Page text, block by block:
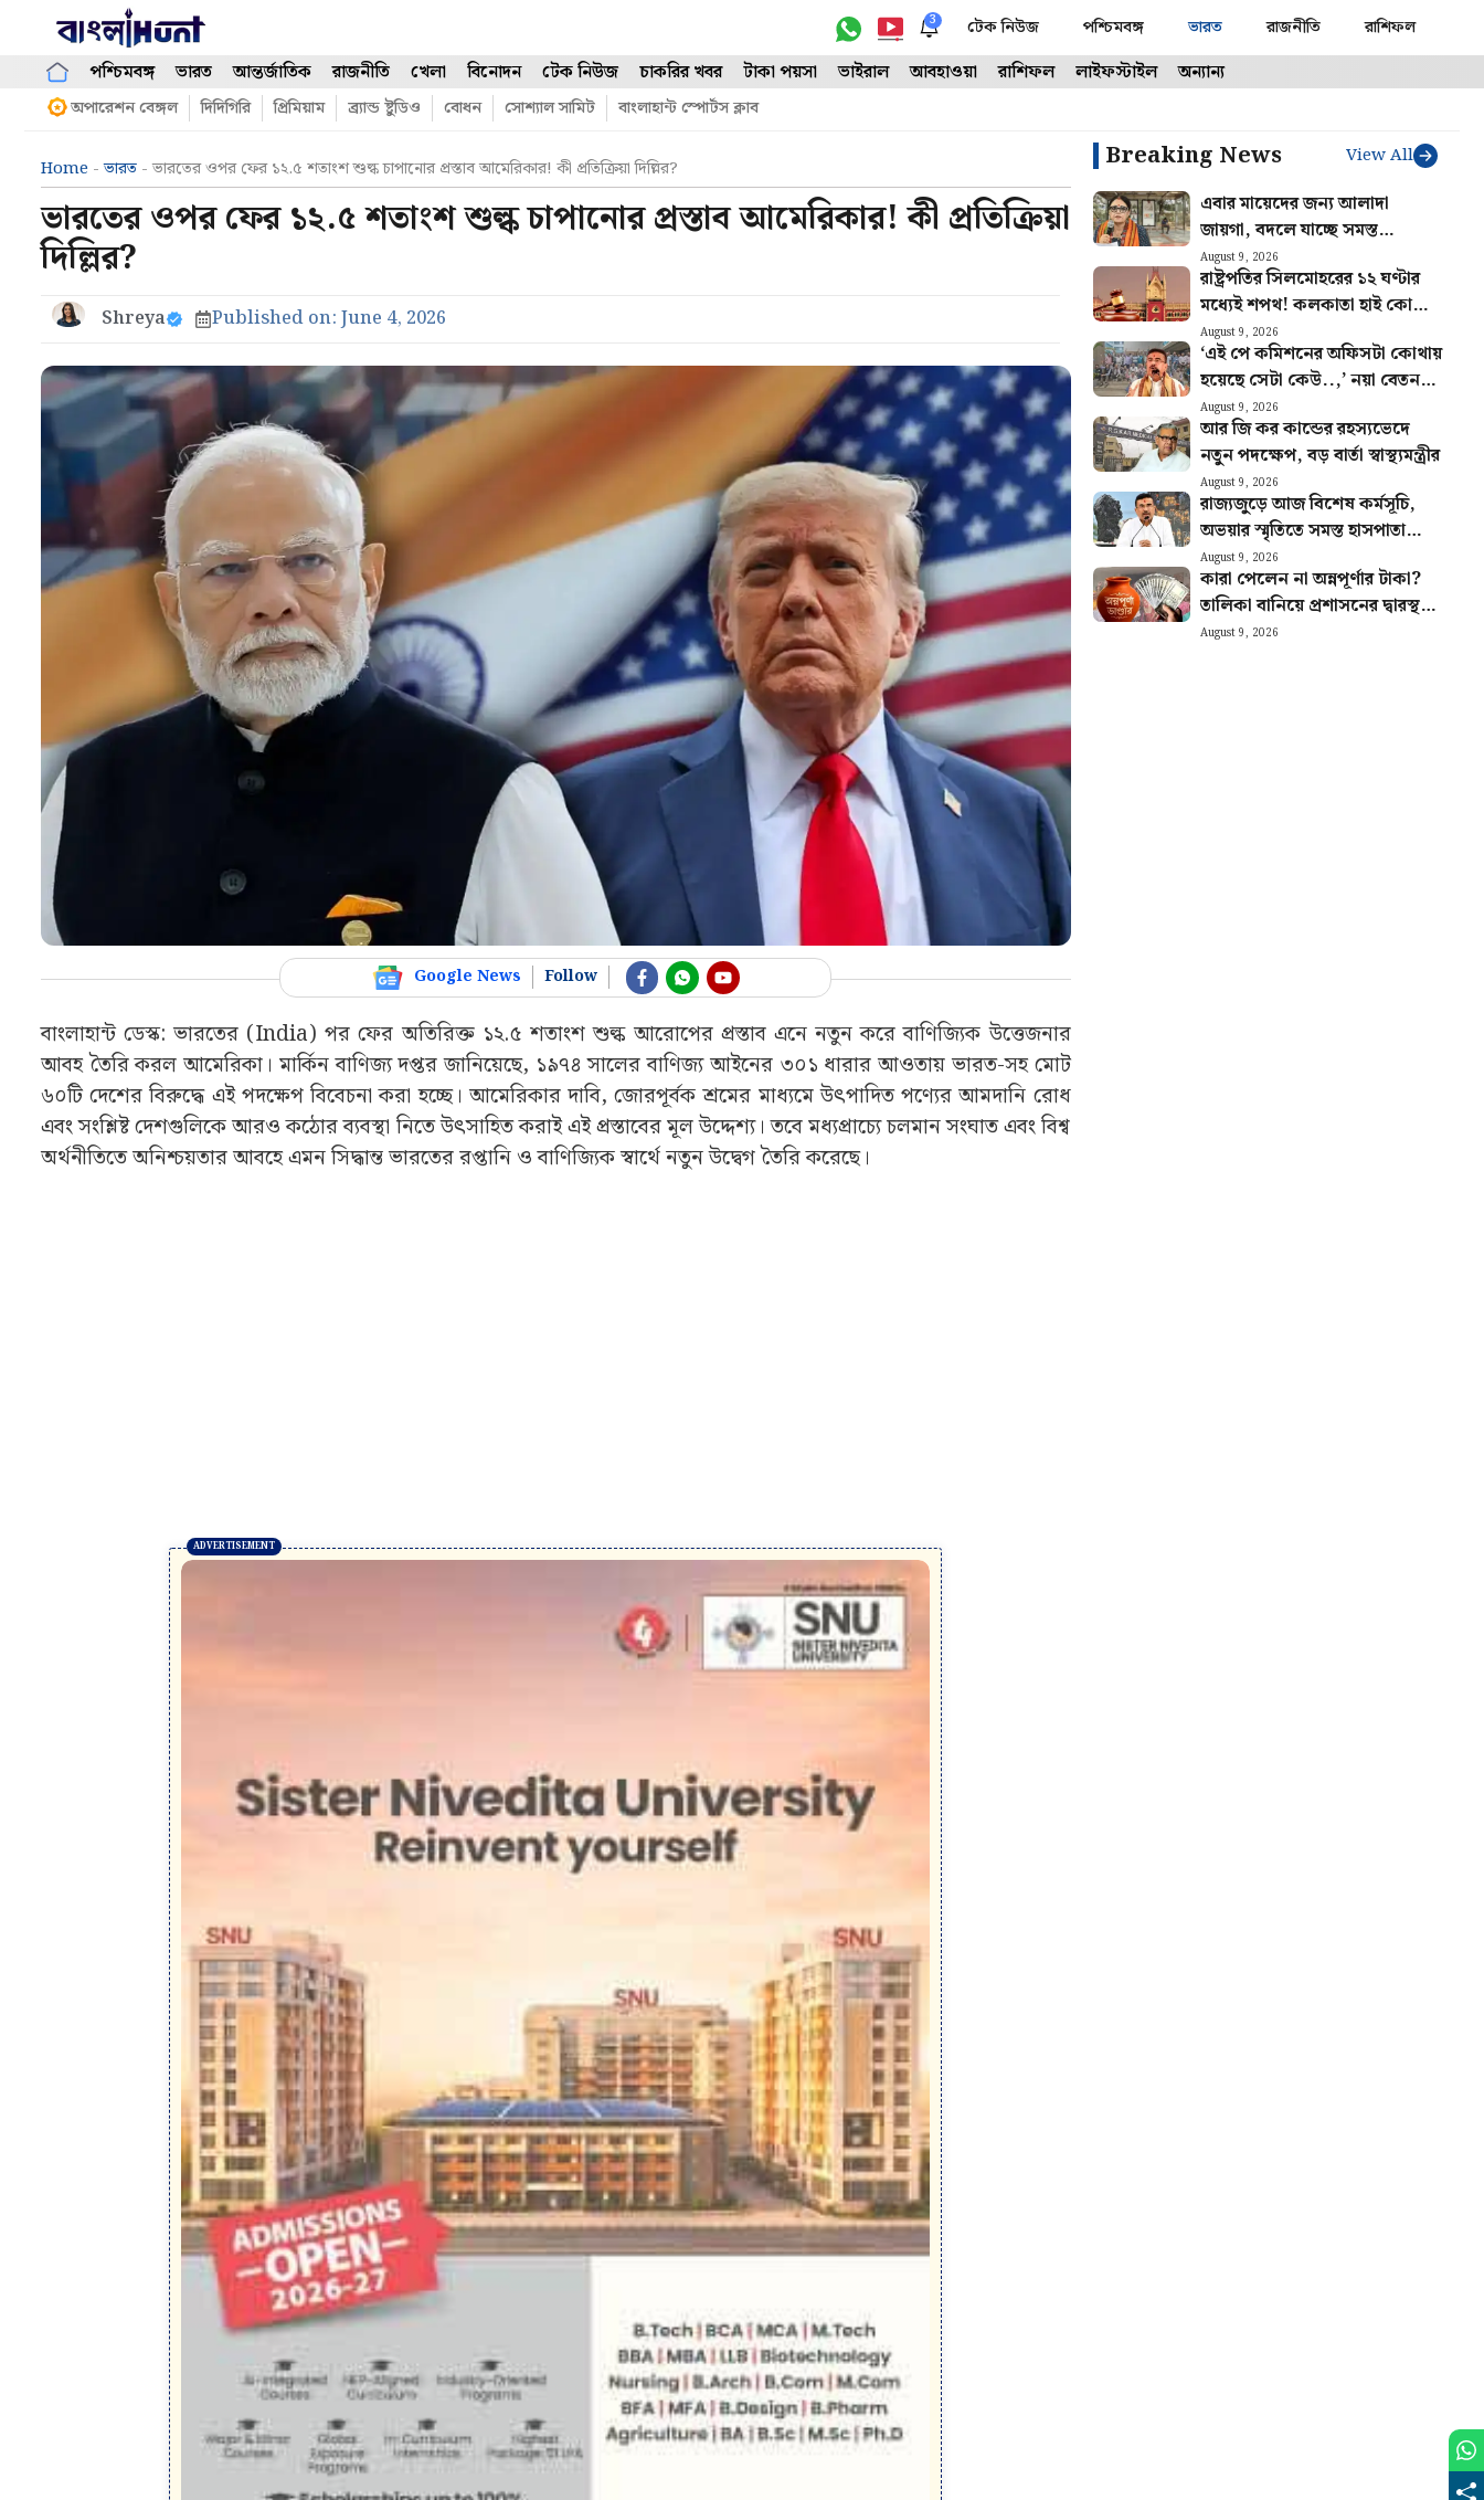
content
3 টেক নিউজ পশ্চিমবঙ্গ ভারত রাজনীতি রাশিফল
পশ্চিমবঙ্গ ভারত আন্তর্জাতিক রাজনীতি খেলা বিনোদন টেক নিউজ চাকরির খবর টাকা পয়সা ভাইরাল আবহাওয়া রাশিফল লাইফস্টাইল অন্যান্য
অপারেশন বেঙ্গল দিদিগিরি প্রিমিয়াম ব্র্যান্ড ষ্টুডিও বোধন সোশ্যাল সামিট বাংলাহান্ট স্পোর্টস ক্লাব
Home -ভারত -ভারতের ওপর ফের ১২.৫ শতাংশ শুল্ক চাপানোর প্রস্তাব আমেরিকার! কী প্রতিক্রিয়া দিল্লির?
ভারতের ওপর ফের ১২.৫ শতাংশ শুল্ক চাপানোর প্রস্তাব আমেরিকার! কী প্রতিক্রিয়া
দিল্লির?
Shreya Published on: June 4, 2026
Google News Follow
বাংলাহান্ট ডেস্ক: ভারতের (India) পর ফের অতিরিক্ত ১২.৫ শতাংশ শুল্ক আরোপের প্রস্তাব এনে নতুন করে বাণিজ্যিক উত্তেজনার
আবহ তৈরি করল আমেরিকা। মার্কিন বাণিজ্য দপ্তর জানিয়েছে, ১৯৭৪ সালের বাণিজ্য আইনের ৩০১ ধারার আওতায় ভারত-সহ মোট
৬০টি দেশের বিরুদ্ধে এই পদক্ষেপ বিবেচনা করা হচ্ছে। আমেরিকার দাবি, জোরপূর্বক শ্রমের মাধ্যমে উৎপাদিত পণ্যের আমদানি রোধ
এবং সংশ্লিষ্ট দেশগুলিকে আরও কঠোর ব্যবস্থা নিতে উৎসাহিত করাই এই প্রস্তাবের মূল উদ্দেশ্য। তবে মধ্যপ্রাচ্যে চলমান সংঘাত এবং বিশ্ব
অর্থনীতিতে অনিশ্চয়তার আবহে এমন সিদ্ধান্ত ভারতের রপ্তানি ও বাণিজ্যিক স্বার্থে নতুন উদ্বেগ তৈরি করেছে।
Breaking News View All
এবার মায়েদের জন্য আলাদা
জায়গা, বদলে যাচ্ছে সমস্ত
বাসস্টপ, যাত্রী পরিষেবার আর কী
কী পরিবর্তন?
August 9, 2026
রাষ্ট্রপতির সিলমোহরের ১২ ঘণ্টার
মধ্যেই শপথ! কলকাতা হাই কোর্টে
নজিরবিহীন ঘটনা
August 9, 2026
‘এই পে কমিশনের অফিসটা কোথায়
হয়েছে সেটা কেউ..,’ নয়া বেতন
কমিশন নিয়ে প্রশ্ন সরকারি কর্মীদের
August 9, 2026
আর জি কর কান্ডের রহস্যভেদে
নতুন পদক্ষেপ, বড় বার্তা স্বাস্থ্যমন্ত্রীর
August 9, 2026
রাজ্যজুড়ে আজ বিশেষ কর্মসূচি,
অভয়ার স্মৃতিতে সমস্ত হাসপাতালে
বড় নির্দেশ
August 9, 2026
কারা পেলেন না অন্নপূর্ণার টাকা?
তালিকা বানিয়ে প্রশাসনের দ্বারস্থ
কংগ্রেস
August 9, 2026